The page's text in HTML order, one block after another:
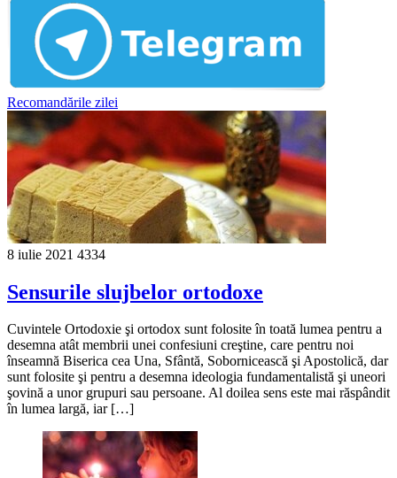
Recomandările zilei
8 iulie 2021 4334
Sensurile slujbelor ortodoxe
Cuvintele Ortodoxie şi ortodox sunt folosite în toată lumea pentru a
desemna atât membrii unei confesiuni creştine, care pentru noi
înseamnă Biserica cea Una, Sfântă, Sobornicească şi Apostolică, dar
sunt folosite şi pentru a desemna ideologia fundamentalistă şi uneori
şovină a unor grupuri sau persoane. Al doilea sens este mai răspândit
în lumea largă, iar […]